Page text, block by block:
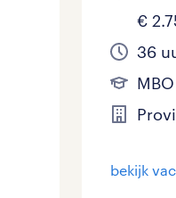
€
36
MBO
bekijk